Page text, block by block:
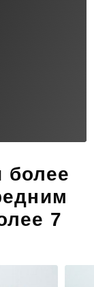
более
7